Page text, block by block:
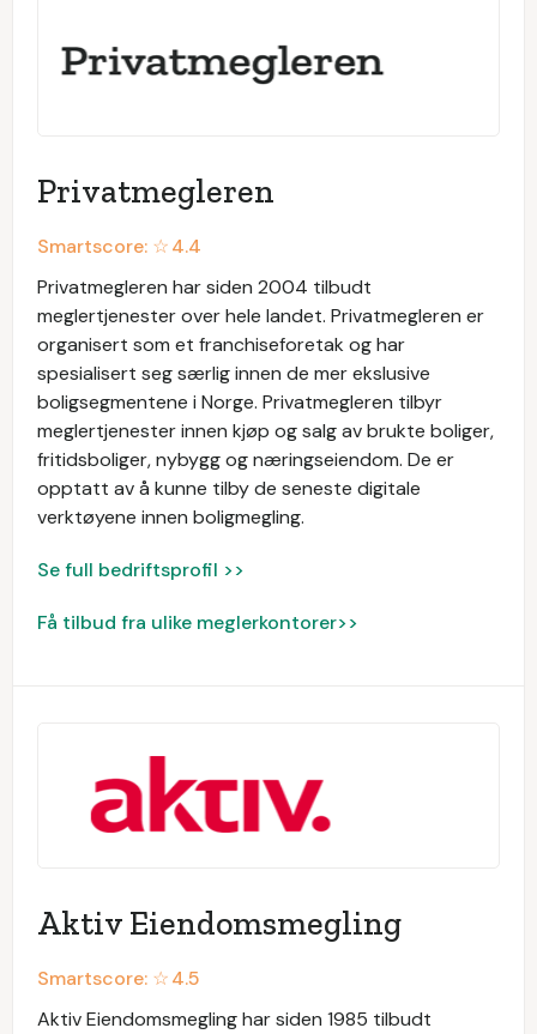
Privatmegleren
Smartscore: ☆4.4
Privatmegleren har siden 2004 tilbudt
meglertjenester over hele landet. Privatmegleren er
organisert som et franchiseforetak og har
spesialisert seg særlig innen de mer ekslusive
boligsegmentene i Norge. Privatmegleren tilbyr
meglertjenester innen kjøp og salg av brukte boliger,
fritidsboliger, nybygg og næringseiendom. De er
opptatt av å kunne tilby de seneste digitale
verktøyene innen boligmegling.
Se full bedriftsprofil >>
Få tilbud fra ulike meglerkontorer>>
Aktiv Eiendomsmegling
Smartscore: ☆4.5
Aktiv Eiendomsmegling har siden 1985 tilbudt